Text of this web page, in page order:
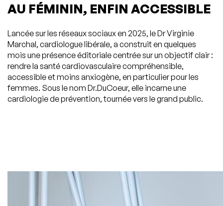
AU FÉMININ, ENFIN ACCESSIBLE
Lancée sur les réseaux sociaux en 2025, le Dr Virginie
Marchal, cardiologue libérale, a construit en quelques
mois une présence éditoriale centrée sur un objectif clair :
rendre la santé cardiovasculaire compréhensible,
accessible et moins anxiogène, en particulier pour les
femmes. Sous le nom Dr.DuCoeur, elle incarne une
cardiologie de prévention, tournée vers le grand public.